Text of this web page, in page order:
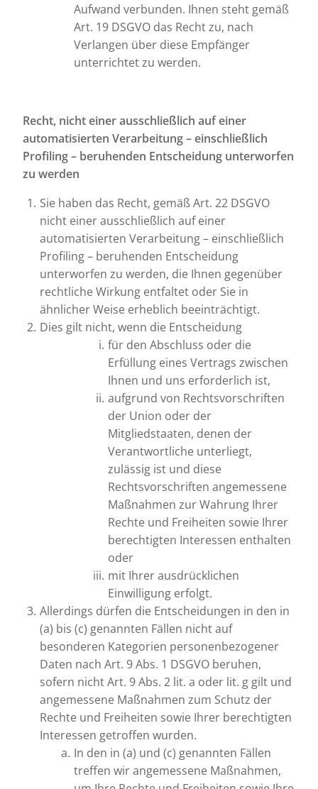
Aufwand verbunden. Ihnen steht gemäß
Art. 19 DSGVO das Recht zu, nach
Verlangen über diese Empfänger
unterrichtet zu werden.
Recht, nicht einer ausschließlich auf einer
automatisierten Verarbeitung – einschließlich
Profiling – beruhenden Entscheidung unterworfen
zu werden
Sie haben das Recht, gemäß Art. 22 DSGVO
nicht einer ausschließlich auf einer
automatisierten Verarbeitung – einschließlich
Profiling – beruhenden Entscheidung
unterworfen zu werden, die Ihnen gegenüber
rechtliche Wirkung entfaltet oder Sie in
ähnlicher Weise erheblich beeinträchtigt.
Dies gilt nicht, wenn die Entscheidung
für den Abschluss oder die
Erfüllung eines Vertrags zwischen
Ihnen und uns erforderlich ist,
aufgrund von Rechtsvorschriften
der Union oder der
Mitgliedstaaten, denen der
Verantwortliche unterliegt,
zulässig ist und diese
Rechtsvorschriften angemessene
Maßnahmen zur Wahrung Ihrer
Rechte und Freiheiten sowie Ihrer
berechtigten Interessen enthalten
oder
mit Ihrer ausdrücklichen
Einwilligung erfolgt.
Allerdings dürfen die Entscheidungen in den in
(a) bis (c) genannten Fällen nicht auf
besonderen Kategorien personenbezogener
Daten nach Art. 9 Abs. 1 DSGVO beruhen,
sofern nicht Art. 9 Abs. 2 lit. a oder lit. g gilt und
angemessene Maßnahmen zum Schutz der
Rechte und Freiheiten sowie Ihrer berechtigten
Interessen getroffen wurden.
In den in (a) und (c) genannten Fällen
treffen wir angemessene Maßnahmen,